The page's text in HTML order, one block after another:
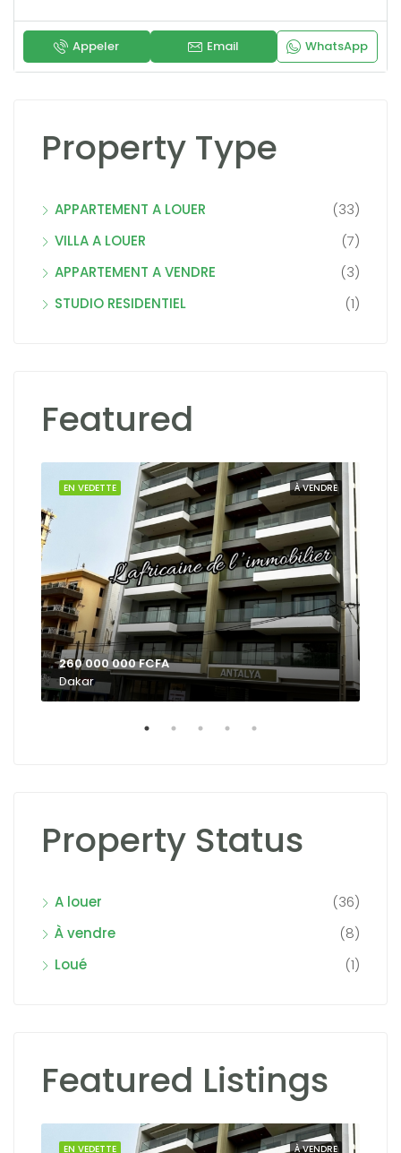
Appeler Email WhatsApp
Property Type
APPARTEMENT A LOUER
(33)
VILLA A LOUER
(7)
APPARTEMENT A VENDRE
(3)
STUDIO RESIDENTIEL
(1)
Featured
À VENDRE
EN VEDETTE
260 000 000 FCFA
Dakar
Property Status
A louer
(36)
À vendre
(8)
Loué
(1)
Featured Listings
À VENDRE
EN VEDETTE